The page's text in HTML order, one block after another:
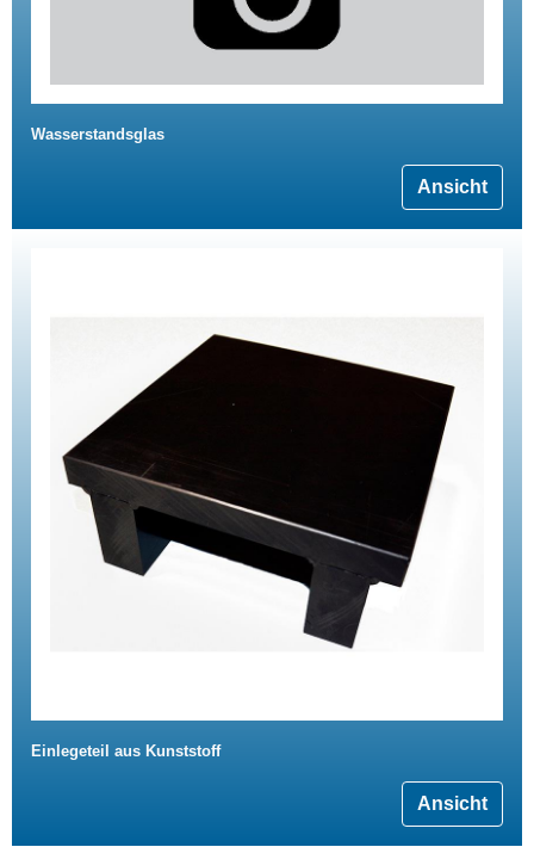
Wasserstandsglas
Ansicht
Einlegeteil aus Kunststoff
Ansicht